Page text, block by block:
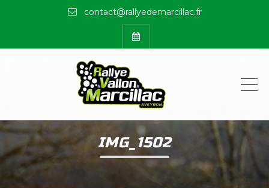
contact@rallyedemarcillac.fr
IMG_1502